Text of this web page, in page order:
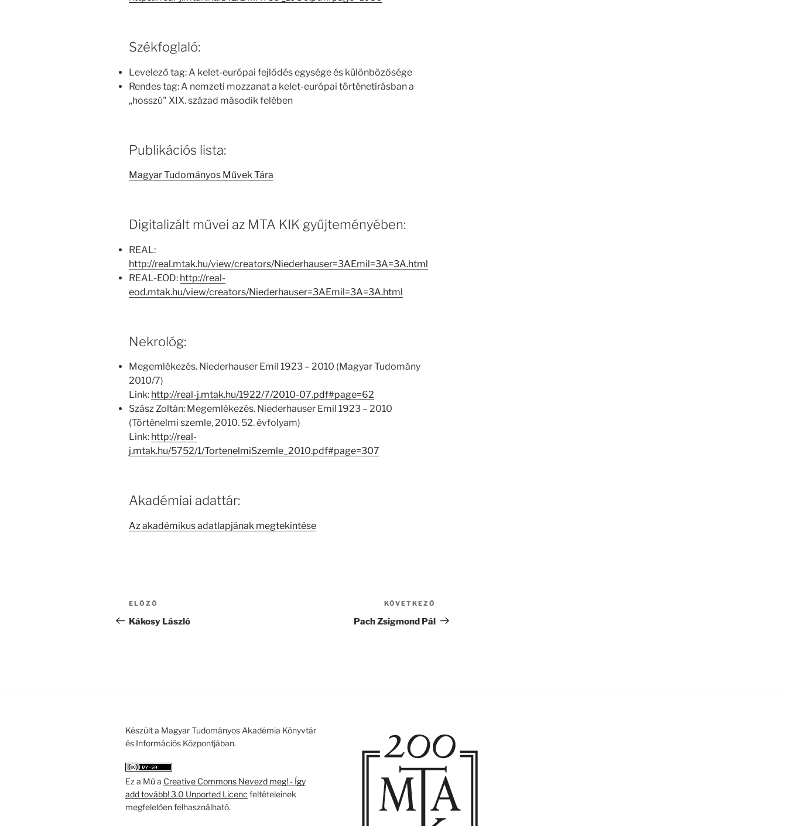
Székfoglaló:
Levelező tag: A kelet-európai fejlődés egysége és különbözősége
Rendes tag: A nemzeti mozzanat a kelet-európai történetírásban a
„hosszú" XIX. század második felében
Publikációs lista:
Magyar Tudományos Művek Tára
Digitalizált művei az MTA KIK gyűjteményében:
REAL:
http://real.mtak.hu/view/creators/Niederhauser=3AEmil=3A=3A.html
REAL-EOD: http://real-
eod.mtak.hu/view/creators/Niederhauser=3AEmil=3A=3A.html
Nekrológ:
Megemlékezés. Niederhauser Emil 1923 – 2010 (Magyar Tudomány
2010/7)
Link: http://real-j.mtak.hu/1922/7/2010-07.pdf#page=62
Szász Zoltán: Megemlékezés. Niederhauser Emil 1923 – 2010
(Történelmi szemle, 2010. 52. évfolyam)
Link: http://real-
j.mtak.hu/5752/1/TortenelmiSzemle_2010.pdf#page=307
Akadémiai adattár:
Az akadémikus adatlapjának megtekintése
Bejegyzés
navigáció
Korábbi
bejegyzés
ELŐZŐ
Kákosy László
bejegyzés
KÖVETKEZŐ
Pach Zsigmond Pál
Készült a Magyar Tudományos Akadémia Könyvtár
és Információs Központjában.
Ez a Mű a Creative Commons Nevezd meg! - Így
add tovább! 3.0 Unported Licenc feltételeinek
megfelelően felhasználható.